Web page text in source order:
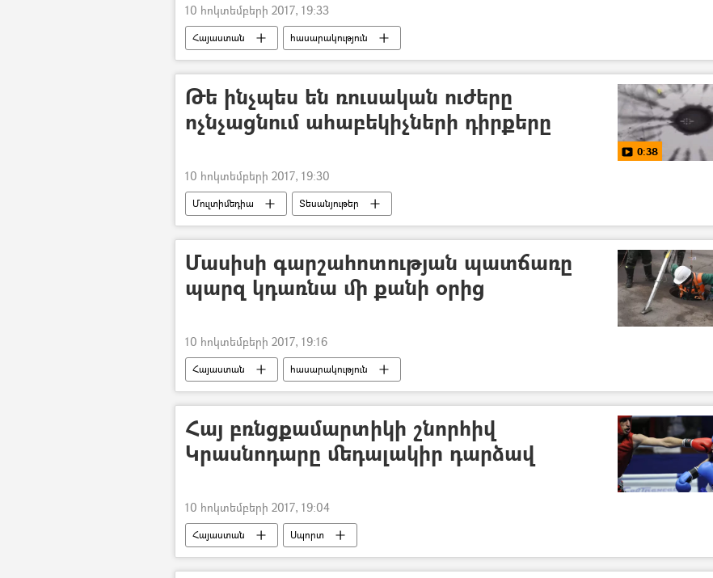
10 հոկտեմբերի 2017, 19:33
Հայաստան հասարակություն
Թե ինչպես են ռուսական ուժերը
ոչնչացնում ահաբեկիչների դիրքերը
0:38
10 հոկտեմբերի 2017, 19:30
Մուլտիմեդիա Տեսանյութեր
Մասիսի գարշահոտության պատճառը
պարզ կդառնա մի քանի օրից
10 հոկտեմբերի 2017, 19:16
Հայաստան հասարակություն
Հայ բռնցքամարտիկի շնորհիվ
Կրասնոդարը մեդալակիր դարձավ
10 հոկտեմբերի 2017, 19:04
Հայաստան Սպորտ